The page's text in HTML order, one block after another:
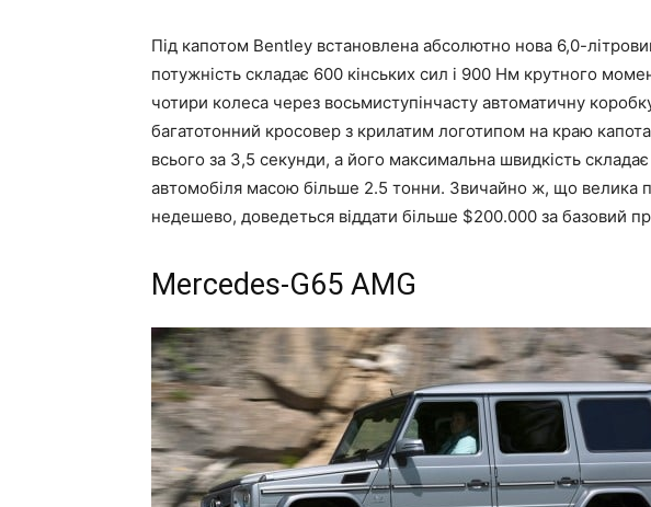
Під капотом Bentley встановлена абсолютно нова 6,0-
потужність складає 600 кінських сил і 900 Нм крутного
чотири колеса через восьмиступінчасту автоматичну
багатотонний кросовер з крилатим логотипом на краю
всього за 3,5 секунди, а його максимальна швидкість
автомобіля масою більше 2.5 тонни. Звичайно ж, що велика
недешево, доведеться віддати більше $200.000 за базовий
Mercedes-G65 AMG